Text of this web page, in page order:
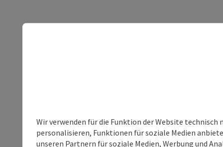
Wir verwenden für die Funktion der Website
personalisieren, Funktionen für soziale Medien
unseren Partnern für soziale Medien, Werbung und